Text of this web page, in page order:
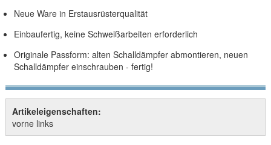
Neue Ware in Erstausrüsterqualität
Einbaufertig, keine Schweißarbeiten erforderlich
Originale Passform: alten Schalldämpfer abmontieren, neuen
Schalldämpfer einschrauben - fertig!
Artikeleigenschaften:
vorne links